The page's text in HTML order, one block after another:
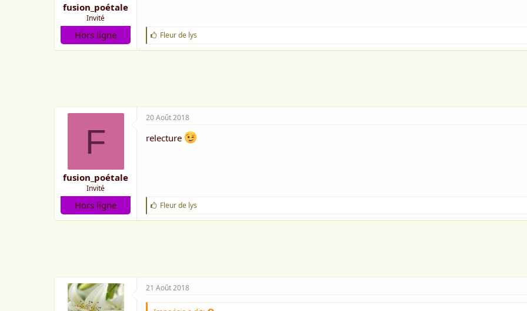
fusion_poétale
Invité
Hors ligne
J
'
a
Fleur de lys
F
fusion_poétale
Invité
Hors ligne
20 Août 2018
relecture
J
'
a
Fleur de lys
21 Août 2018